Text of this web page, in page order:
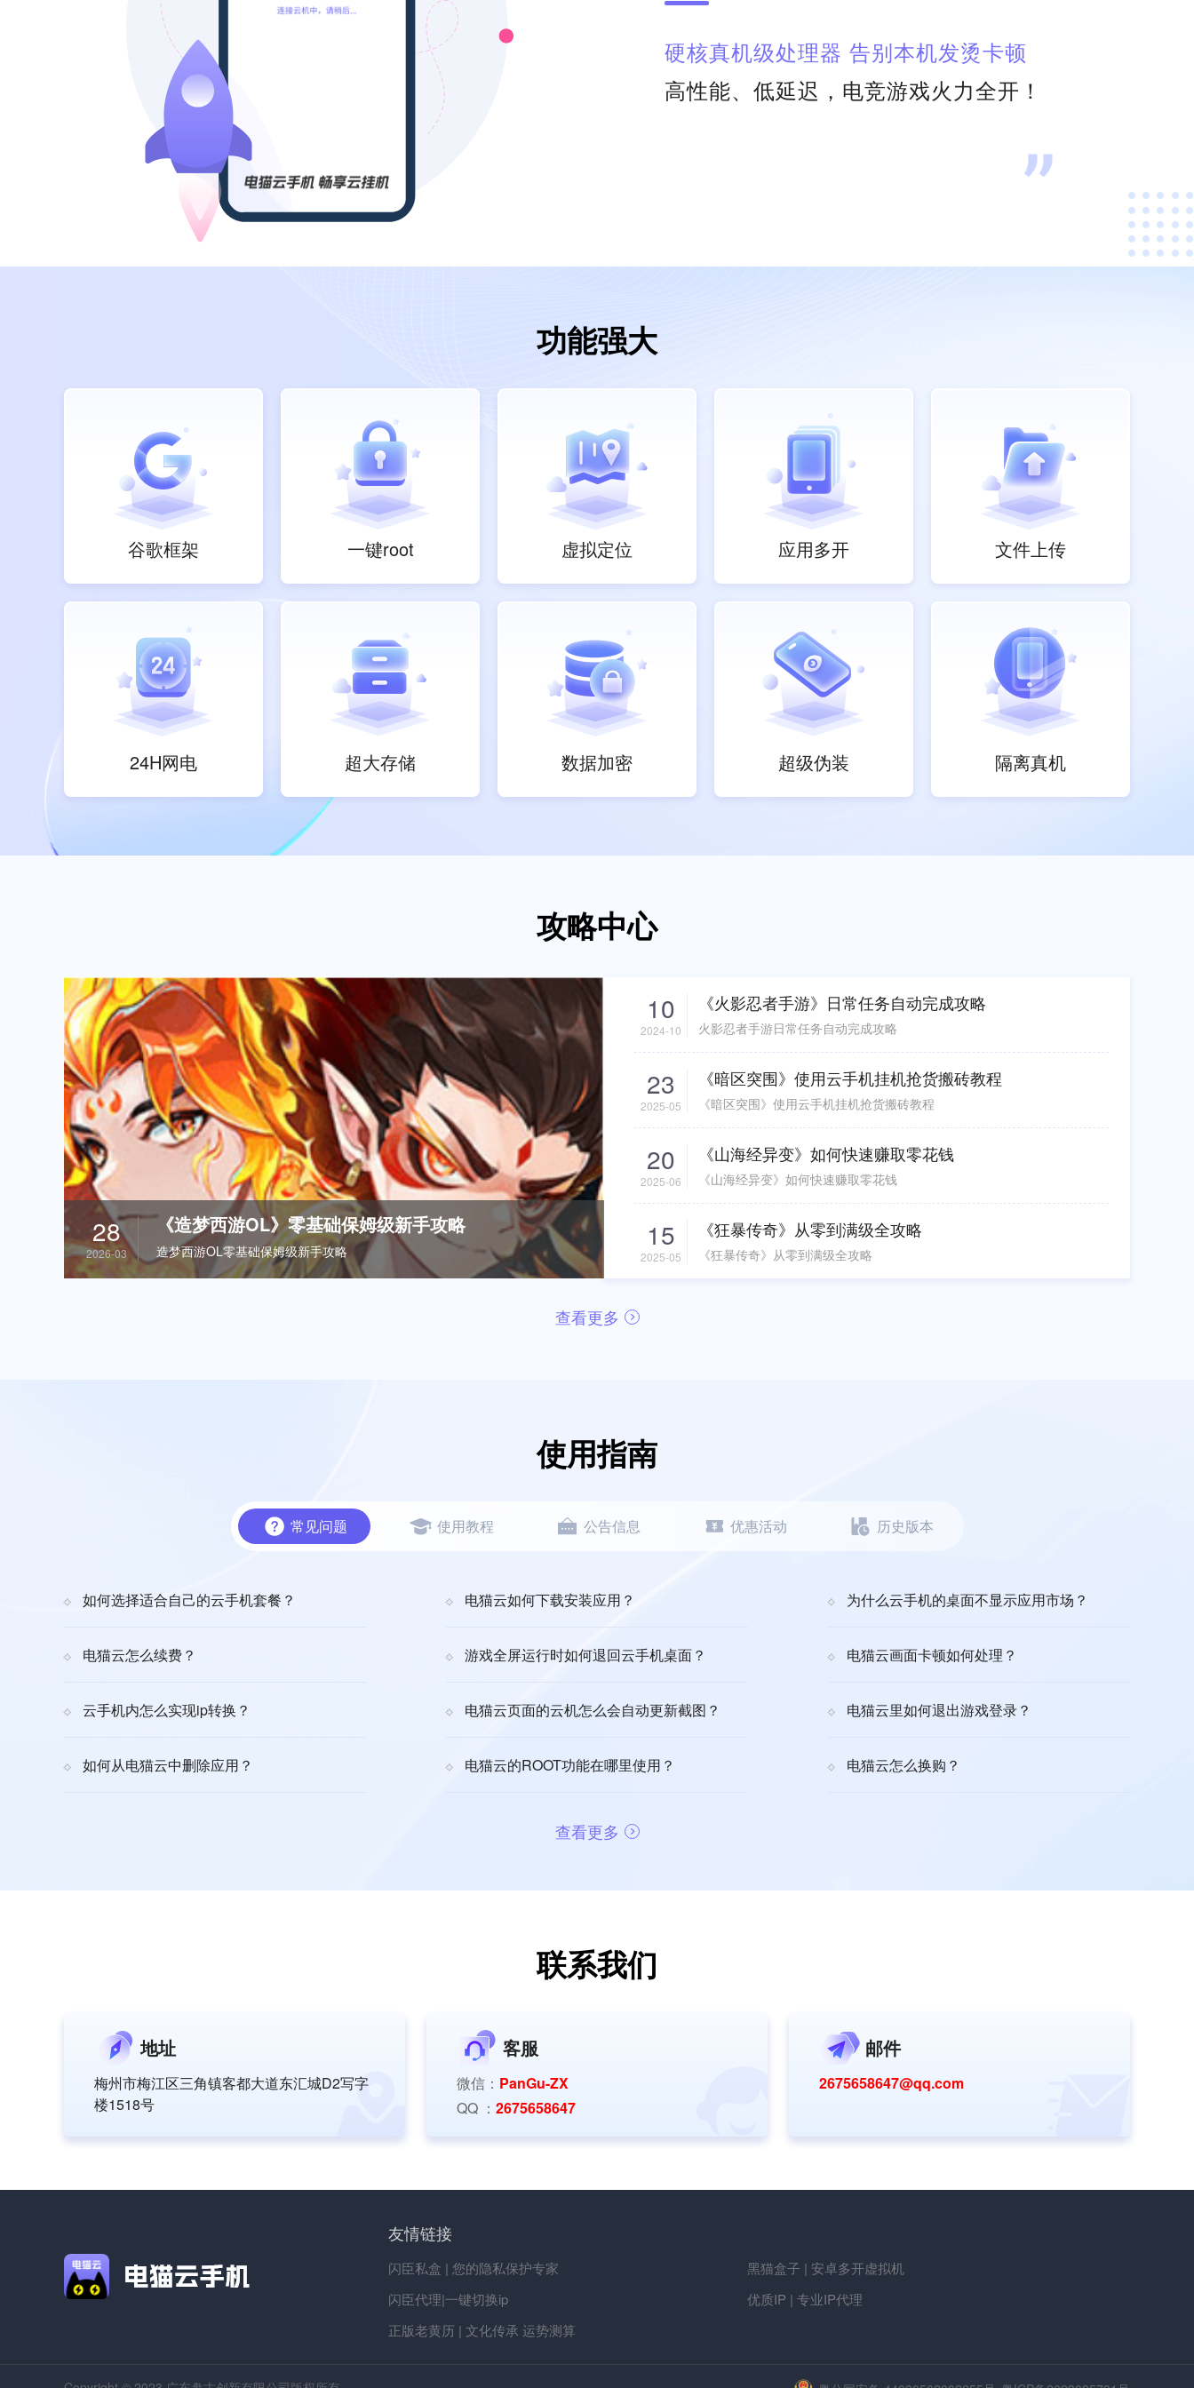
硬核真机级处理器 告别本机发烫卡顿
高性能、低延迟，电竞游戏火力全开！
功能强大
谷歌框架 一键root 虚拟定位 应用多开 文件上传
24H网电 超大存储 数据加密 超级伪装 隔离真机
攻略中心
28
2026-03
《造梦西游OL》零基础保姆级新手攻略
造梦西游OL零基础保姆级新手攻略
10
2024-10
《火影忍者手游》日常任务自动完成攻略
火影忍者手游日常任务自动完成攻略
23
2025-05
《暗区突围》使用云手机挂机抢货搬砖教程
《暗区突围》使用云手机挂机抢货搬砖教程
20
2025-06
《山海经异变》如何快速赚取零花钱
《山海经异变》如何快速赚取零花钱
15
2025-05
《狂暴传奇》从零到满级全攻略
《狂暴传奇》从零到满级全攻略
查看更多
使用指南
常见问题 使用教程 公告信息 优惠活动 历史版本
如何选择适合自己的云手机套餐？ 电猫云如何下载安装应用？ 为什么云手机的桌面不显示应用市场？
电猫云怎么续费？ 游戏全屏运行时如何退回云手机桌面？ 电猫云画面卡顿如何处理？
云手机内怎么实现ip转换？ 电猫云页面的云机怎么会自动更新截图？ 电猫云里如何退出游戏登录？
如何从电猫云中删除应用？ 电猫云的ROOT功能在哪里使用？ 电猫云怎么换购？
查看更多
联系我们
地址
梅州市梅江区三角镇客都大道东汇城D2写字
楼1518号
客服
微信： PanGu-ZX
QQ ： 2675658647
邮件
2675658647@qq.com
友情链接
闪臣私盒 | 您的隐私保护专家
黑猫盒子 | 安卓多开虚拟机
闪臣代理|一键切换ip
优质IP | 专业IP代理
正版老黄历 | 文化传承 运势测算